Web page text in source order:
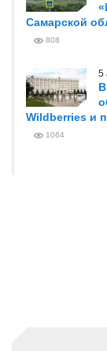
Самарской
808
5
Wildberries и
1064